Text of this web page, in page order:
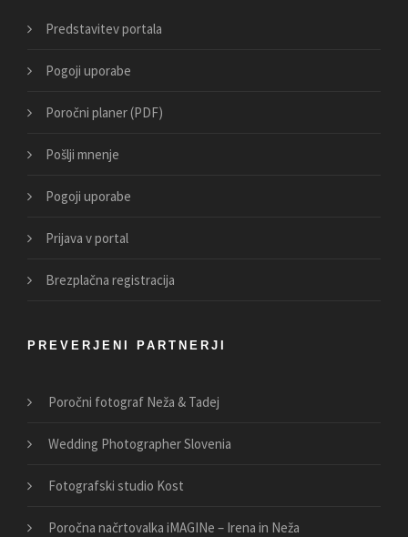
Predstavitev portala
Pogoji uporabe
Poročni planer (PDF)
Pošlji mnenje
Pogoji uporabe
Prijava v portal
Brezplačna registracija
PREVERJENI PARTNERJI
Poročni fotograf Neža & Tadej
Wedding Photographer Slovenia
Fotografski studio Kost
Poročna načrtovalka iMAGINe – Irena in Neža